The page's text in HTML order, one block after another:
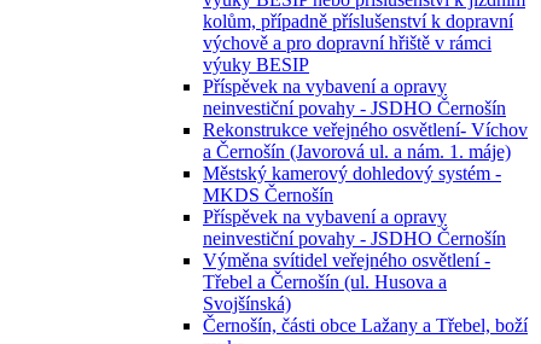
kolům, případně příslušenství k dopravní
výchově a pro dopravní hřiště v rámci
výuky BESIP
Příspěvek na vybavení a opravy
neinvestiční povahy - JSDHO Černošín
Rekonstrukce veřejného osvětlení- Víchov
a Černošín (Javorová ul. a nám. 1. máje)
Městský kamerový dohledový systém -
MKDS Černošín
Příspěvek na vybavení a opravy
neinvestiční povahy - JSDHO Černošín
Výměna svítidel veřejného osvětlení -
Třebel a Černošín (ul. Husova a
Svojšínská)
Černošín, části obce Lažany a Třebel, boží